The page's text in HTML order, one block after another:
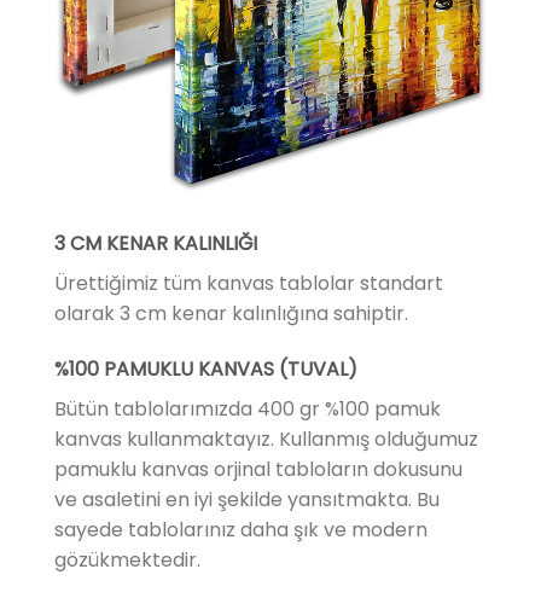
3 CM KENAR KALINLIĞI
Ürettiğimiz tüm kanvas tablolar standart
olarak 3 cm kenar kalınlığına sahiptir.
%100 PAMUKLU KANVAS (TUVAL)
Bütün tablolarımızda 400 gr %100 pamuk
kanvas kullanmaktayız. Kullanmış olduğumuz
pamuklu kanvas orjinal tabloların dokusunu
ve asaletini en iyi şekilde yansıtmakta. Bu
sayede tablolarınız daha şık ve modern
gözükmektedir.